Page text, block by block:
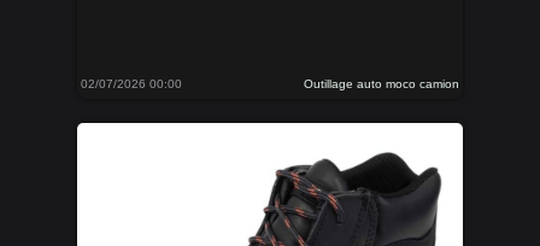
02/07/2026 00:00 Outillage auto moco camion